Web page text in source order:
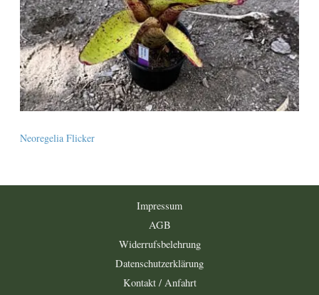
Neoregelia Flicker
Impressum
AGB
Widerrufsbelehrung
Datenschutzerklärung
Kontakt / Anfahrt